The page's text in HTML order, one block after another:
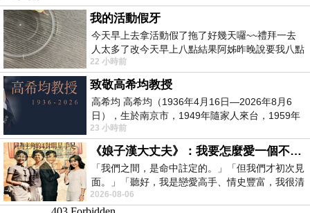
我的活動假牙
今天早上去拿活動假了拖了好幾天囉~~禮拜一去
人太多了改今天早上八點結果阿姊昨晚說要我八點
去西螺農會~回到莿桐都8點半多了
22 小時前
致敬高希均教授
高希均 高希均（1936年4月16日—2026年8月6
日），生於南京市，1949年隨家人來台，1959年
赴美深造並取得經濟發展博士學位。曾任
23 小時前
《娘子漢大丈夫》：我要怎麼愛一個不存在的人？
「我們之間，是命中註定的。」「但我們才初次見
面。」「聽好，我是戀愛高手、情史豐富，我很清
楚這種感覺，你我之間的那種感覺，現
2026-08-06